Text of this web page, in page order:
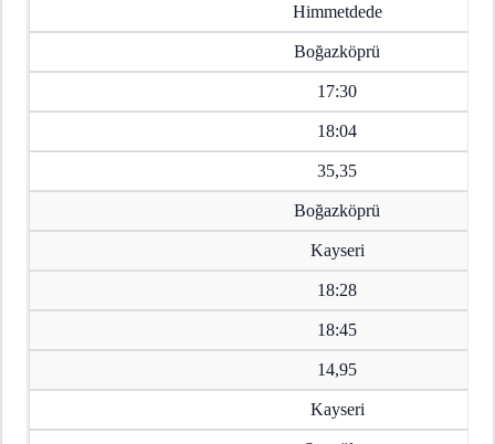
Himmetdede
Boğazköprü
17:30
18:04
35,35
Boğazköprü
Kayseri
18:28
18:45
14,95
Kayseri